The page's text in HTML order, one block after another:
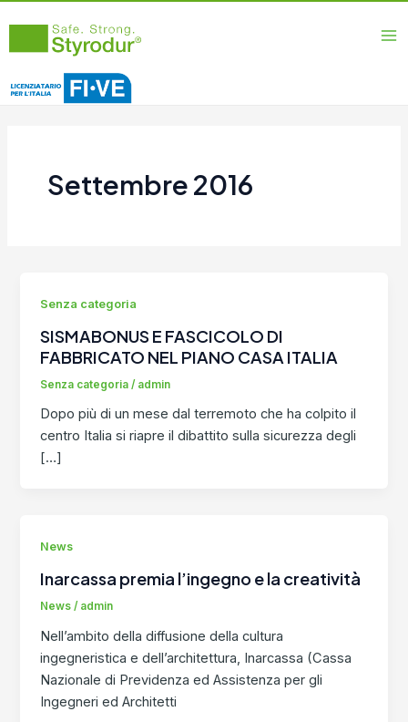
contenuto
Settembre 2016
Senza categoria
SISMABONUS E FASCICOLO DI
FABBRICATO NEL PIANO CASA ITALIA
Senza categoria / admin
Dopo più di un mese dal terremoto che ha colpito il
centro Italia si riapre il dibattito sulla sicurezza degli
[…]
News
Inarcassa premia l’ingegno e la creatività
News / admin
Nell’ambito della diffusione della cultura
ingegneristica e dell’architettura, Inarcassa (Cassa
Nazionale di Previdenza ed Assistenza per gli
Ingegneri ed Architetti